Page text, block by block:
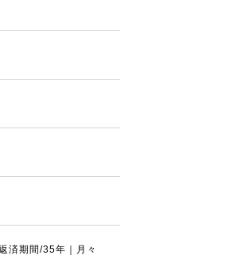
済期間/35年｜月々